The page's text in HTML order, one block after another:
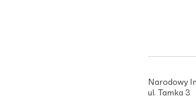
Narodowy
ul. Tamka 3